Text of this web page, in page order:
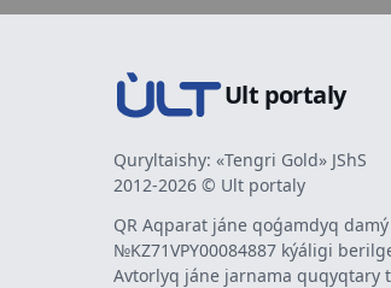
Ult portaly
Quryltaishy: «Tengri Gold» JShS
2012-2026 © Ult portaly
QR Aqparat jáne qoǵamdyq
№KZ71VPY00084887 kýáligi
Avtorlyq jáne jarnama quqyqtary